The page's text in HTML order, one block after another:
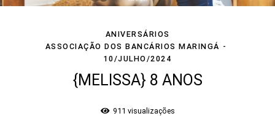
ANIVERSÁRIOS
ASSOCIAÇÃO DOS BANCÁRIOS MARINGÁ
10/JULHO/2024
{MELISSA} 8 ANOS
911 visualizações